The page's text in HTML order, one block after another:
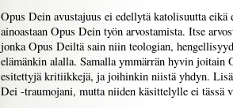
Opus Dein avustajuus ei edellytä katolisuutta eikä
ainoastaan Opus Dein työn arvostamista. Itse
jonka Opus Deiltä sain niin teologian,
elämänkin alalla. Samalla ymmärrän hyvin joitain
esitettyjä kritiikkejä, ja joihinkin niistä yhdyn.
Dei -traumojani, mutta niiden käsittelylle ei tässä